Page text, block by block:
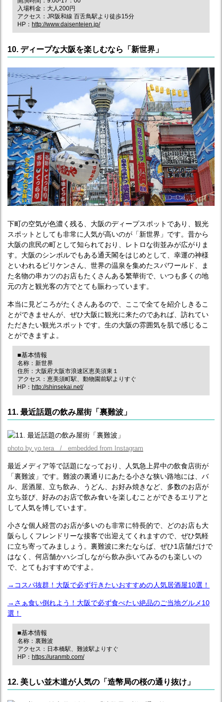
入場料金：大人200円
アクセス：JR阪和線 百舌鳥駅より徒歩15分
HP： http://www.daisenteien.jp/
10. ディープな大阪を楽しむなら「新世界」
下町の空気が色濃く残る、大阪のディープスポットであり、観光
スポットとしても非常に人気が高いのが「新世界」です。昔から
大阪の庶民の町として知られており、レトロな街並みが広がりま
す。大阪のシンボルでもある通天閣をはじめとして、幸運の神様
といわれるビリケンさん、世界の温泉を集めたスパワールド、ま
た名物の串カツのお店もたくさんある繁華街で、いつも多くの地
元の方と観光客の方でとても賑わっています。
本当に見どころがたくさんあるので、ここで全てを紹介しきるこ
とができませんが、ぜひ大阪に観光に来たのであれば、訪れてい
ただきたい観光スポットです。生の大阪の雰囲気を肌で感じるこ
とができますよ。
■基本情報
名称：新世界
住所：大阪府大阪市浪速区恵美須東１
アクセス：恵美須町駅、動物園前駅よりすぐ
HP： http://shinsekai.net/
11. 最近話題の飲み屋街「裏難波」
photo by yo.tera / embedded from Instagram
最近メディア等で話題になっており、人気急上昇中の飲食店街が
「裏難波」です。難波の裏通りにあたる小さな狭い路地には、バ
ル、居酒屋、立ち飲み、うどん、お好み焼きなど、多数のお店が
立ち並び、好みのお店で飲み食いを楽しむことができるエリアと
して人気を博しています。
小さな個人経営のお店が多いのも非常に特長的で、どのお店も大
阪らしくフレンドリーな接客で出迎えてくれますので、ぜひ気軽
に立ち寄ってみましょう。裏難波に来たならば、ぜひ1店舗だけで
はなく、何店舗かハシゴしながら飲み歩いてみるのも楽しいの
で、とてもおすすめですよ。
→コスパ抜群！大阪で必ず行きたいおすすめの人気居酒屋10選！
→さぁ食い倒れよう！大阪で必ず食べたい絶品のご当地グルメ10
選！
■基本情報
名称：裏難波
アクセス：日本橋駅、難波駅よりすぐ
HP： https://uranmb.com/
12. 美しい並木道が人気の「造幣局の桜の通り抜け」